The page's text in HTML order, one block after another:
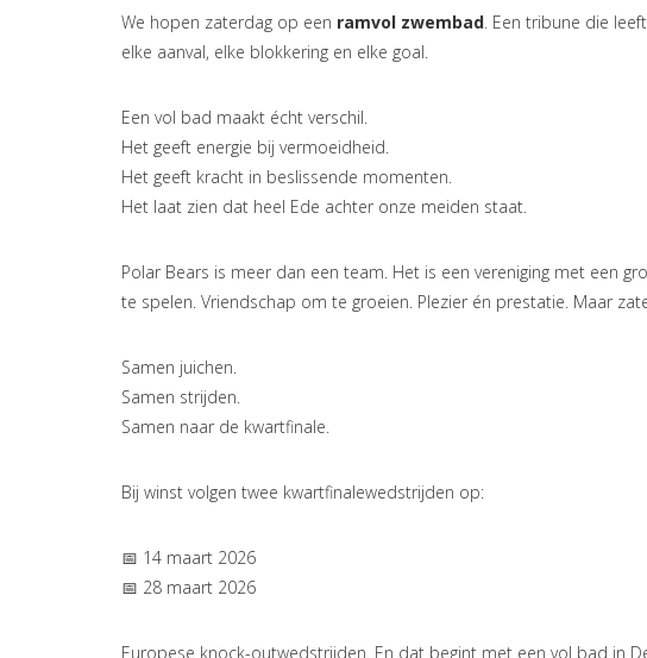
We hopen zaterdag op een ramvol zwembad. Een tribune die
elke aanval, elke blokkering en elke goal.
Een vol bad maakt écht verschil.
Het geeft energie bij vermoeidheid.
Het geeft kracht in beslissende momenten.
Het laat zien dat heel Ede achter onze meiden staat.
Polar Bears is meer dan een team. Het is een vereniging met een
te spelen. Vriendschap om te groeien. Plezier én prestatie. Maar
Samen juichen.
Samen strijden.
Samen naar de kwartfinale.
Bij winst volgen twee kwartfinalewedstrijden op:
📅 14 maart 2026
📅 28 maart 2026
Europese knock-outwedstrijden. En dat begint met een vol bad in